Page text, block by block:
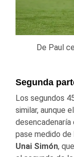
De Paul
Segunda
Los segundos
similar, aunque el
desencadenaría
pase medido de
Unai Simón,